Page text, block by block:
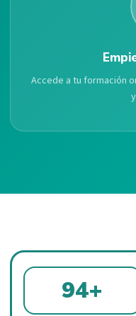
Accede a tu formación
94+